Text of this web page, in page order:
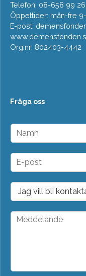
Telefon: 08-658 99 26
Öppettider: mån-fre
E-post:
Org.nr: 802403-4442
Fråga oss
N
m
n
E
p
o
t
*
D
o
p
M
a